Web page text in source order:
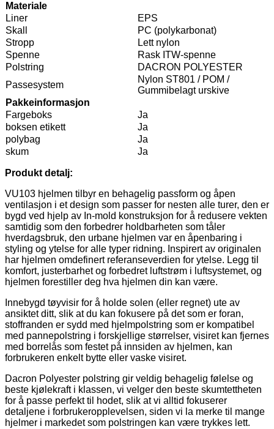
Materiale
Liner
EPS
Skall
PC (polykarbonat)
Stropp
Lett nylon
Spenne
Rask ITW-spenne
Polstring
DACRON POLYESTER
Passesystem
Nylon ST801 / POM /
Gummibelagt urskive
Pakkeinformasjon
Fargeboks
Ja
boksen etikett
Ja
polybag
Ja
skum
Ja
Produkt detalj:
VU103 hjelmen tilbyr en behagelig passform og åpen
ventilasjon i et design som passer for nesten alle turer, den er
bygd ved hjelp av In-mold konstruksjon for å redusere vekten
samtidig som den forbedrer holdbarheten som tåler
hverdagsbruk, den urbane hjelmen var en åpenbaring i
styling og ytelse for alle typer ridning. Inspirert av originalen
har hjelmen omdefinert referanseverdien for ytelse. Legg til
komfort, justerbarhet og forbedret luftstrøm i luftsystemet, og
hjelmen forestiller deg hva hjelmen din kan være.
Innebygd tøyvisir for å holde solen (eller regnet) ute av
ansiktet ditt, slik at du kan fokusere på det som er foran,
stoffranden er sydd med hjelmpolstring som er kompatibel
med pannepolstring i forskjellige størrelser, visiret kan fjernes
med borrelås som festet på innsiden av hjelmen, kan
forbrukeren enkelt bytte eller vaske visiret.
Dacron Polyester polstring gir veldig behagelig følelse og
beste kjølekraft i klassen, vi velger den beste skumtettheten
for å passe perfekt til hodet, slik at vi alltid fokuserer
detaljene i forbrukeropplevelsen, siden vi la merke til mange
hjelmer i markedet som polstringen kan være trykkes lett.